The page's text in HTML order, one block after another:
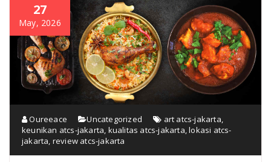
27
May, 2026
Oureeace Uncategorized art atcs-jakarta,
keunikan atcs-jakarta, kualitas atcs-jakarta,lokasi atcs-
jakarta, review atcs-jakarta